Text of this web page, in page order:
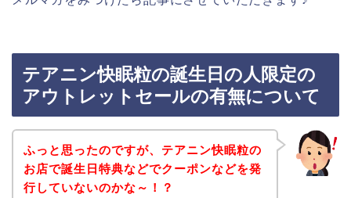
テアニン快眠粒の誕生日の人限定の
アウトレットセールの有無について
ふっと思ったのですが、テアニン快眠粒の
お店で誕生日特典などでクーポンなどを発
行していないのかな～！？